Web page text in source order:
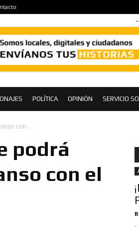
-
POLÍTICA OPINIÓN SERVICIO
con...
podrá
con el